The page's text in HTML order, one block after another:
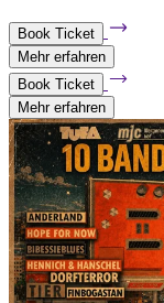
Book Ticket
Mehr erfahren
Book Ticket
Mehr erfahren